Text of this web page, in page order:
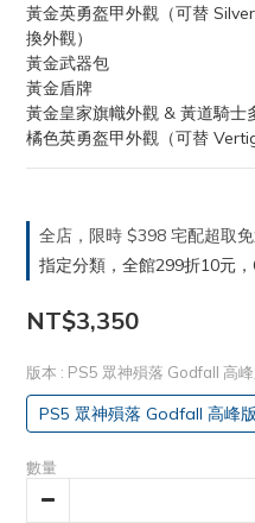
黃金英勇盔甲外觀（可替
換外觀）
黃金武器包
黃金盾牌
黃金皇家旗幟外觀 & 黃道騎士
橘色英勇盔甲外觀（可替
全店，限時 $398 宅配超取
指定分類，全館299折10元
NT$3,350
版本 : PS5 眾神殞落 Godfall 高
PS5 眾神殞落 Godfall 高峰版
數量